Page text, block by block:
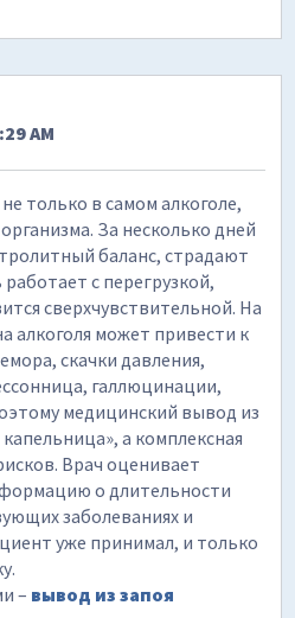
AM
только в самом алкоголе,
За несколько дней
баланс, страдают
с перегрузкой,
сверхчувствительной. На
алкоголя может привести к
скачки давления,
галлюцинации,
медицинский вывод из
а комплексная
Врач оценивает
о длительности
заболеваниях и
уже принимал, и только
– вывод из запоя